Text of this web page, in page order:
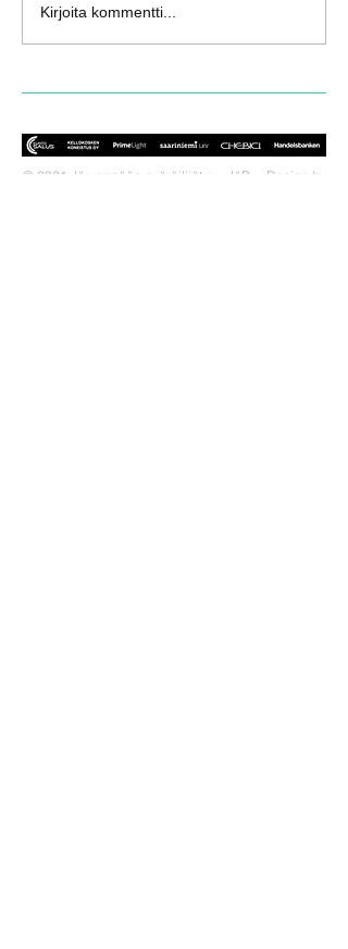
Kirjoita kommentti...
© 2021 Järvenpään pyöräilijät ry - JäPy - Design by